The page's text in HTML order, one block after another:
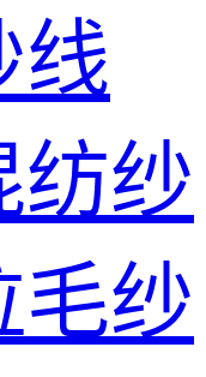
线
纺纱
毛纱